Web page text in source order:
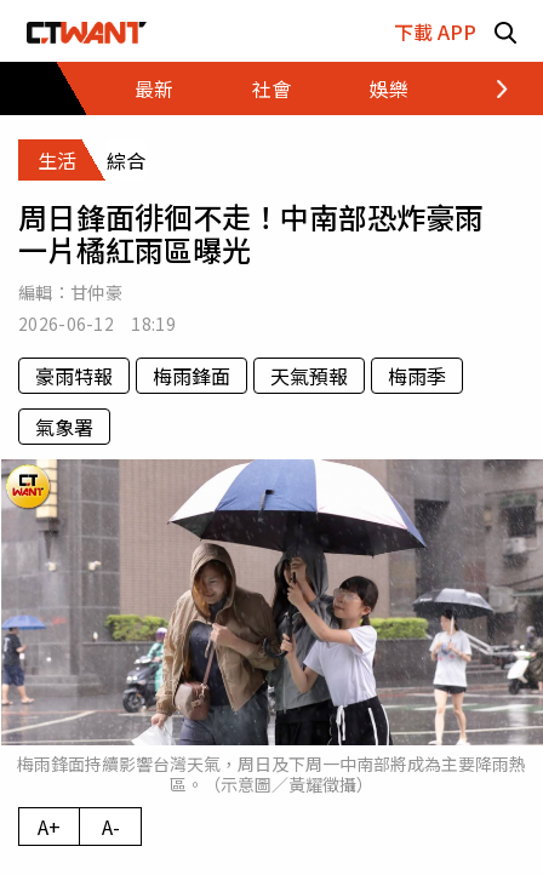
下載 APP
最新
社會 娛樂 財經
生活 綜合
周日鋒面徘徊不走！中南部恐炸豪雨
一片橘紅雨區曝光
編輯： 甘仲豪
2026-06-12 18:19
豪雨特報 梅雨鋒面 天氣預報
梅雨季
氣象署
梅雨鋒面持續影響台灣天氣，周日及下周一中南部將成為主要降雨熱
區。（示意圖／黃耀徵攝）
A+ A-